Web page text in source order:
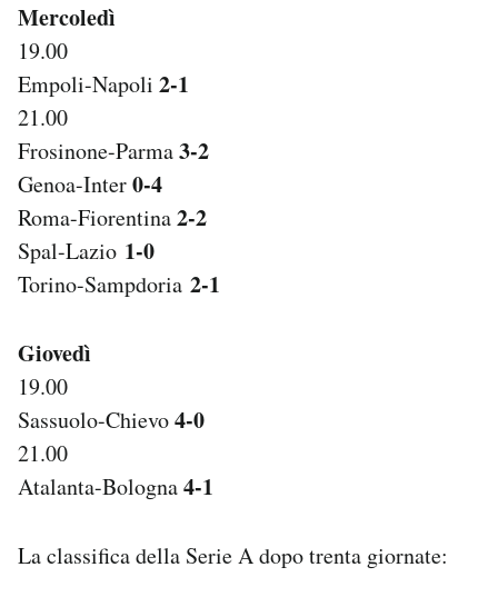
Mercoledì
19.00
Empoli-Napoli 2-1
21.00
Frosinone-Parma3-2
Genoa-Inter0-4
Roma-Fiorentina2-2
Spal-Lazio 1-0
Torino-Sampdoria 2-1
Giovedì
19.00
Sassuolo-Chievo4-0
21.00
Atalanta-Bologna4-1
La classifica della Serie A dopo trenta giornate: